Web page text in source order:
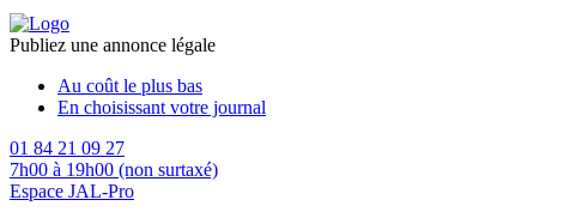
Publiez une annonce légale
Au coût le plus bas
En choisissant votre journal
01 84 21 09 27
7h00 à 19h00 (non surtaxé)
Espace JAL-Pro